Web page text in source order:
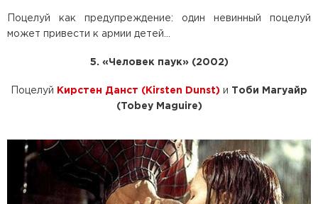
Поцелуй как предупреждение: один невинный поцелуй
может привести к армии детей...
5. «Человек паук» (2002)
Поцелуй Кирстен Данст (Kirsten Dunst) и Тоби Магуайр
(Tobey Maguire)